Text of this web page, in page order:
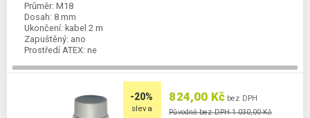
Průměr: M18
Dosah: 8 mm
Ukončení: kabel 2 m
Zapuštěný: ano
Prostředí ATEX: ne
-20%
sleva
824,00 Kč bez DPH
Původně bez DPH 1 030,00 Kč